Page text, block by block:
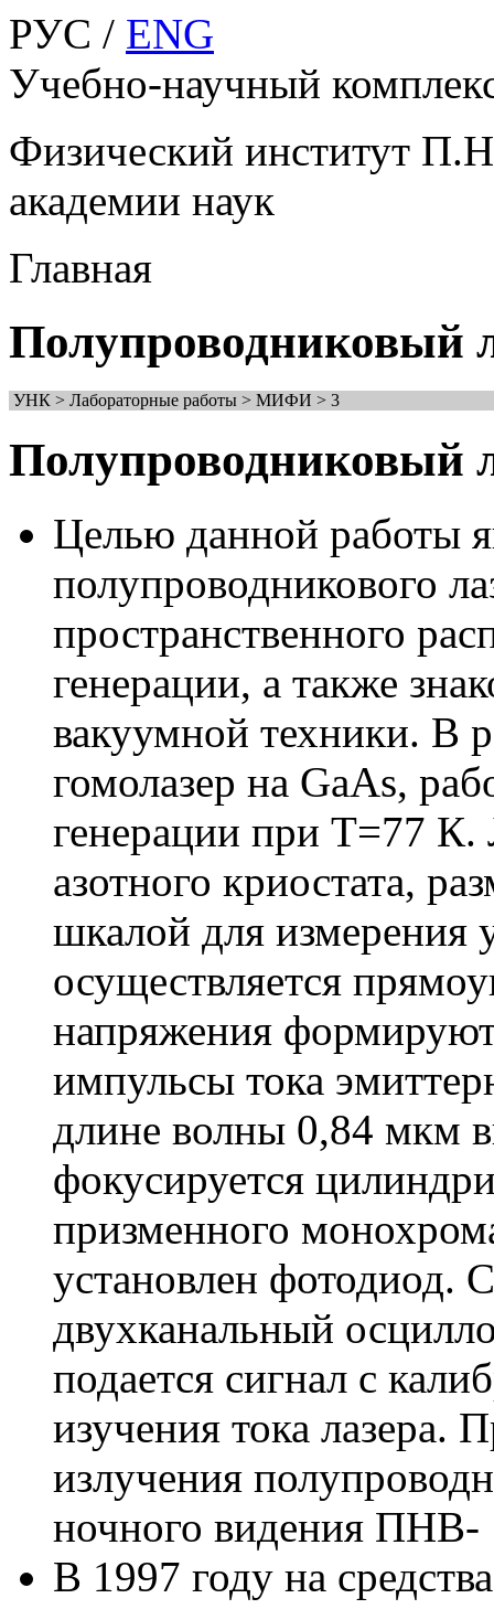
РУС / ENG
Учебно-научный
Физический институт
академии наук
Главная
Полупроводниковый
УНК > Лабораторные работы > МИФИ > 3
Полупроводниковый
Целью данной работы
полупроводникового
пространственного
генерации, а также
вакуумной техники. В
гомолазер на GaAs,
генерации при Т=77 К.
азотного криостата,
шкалой для измерения
осуществляется
напряжения
импульсы тока
длине волны 0,84 мкм
фокусируется
призменного
установлен фотодиод.
двухканальный
подается сигнал с
изучения тока лазера.
излучения
ночного видения ПНВ-
В 1997 году на